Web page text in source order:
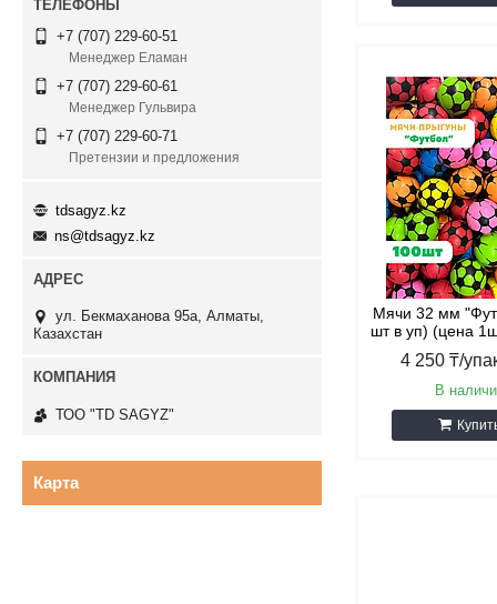
Мячи 32 мм
шт в уп) (цена
4 250 ₸/
В
+7 (707) 229-60-51
Менеджер Еламан
+7 (707) 229-60-61
Менеджер Гульвира
+7 (707) 229-60-71
Претензии и предложения
tdsagyz.kz
ns@tdsagyz.kz
ул. Бекмаханова 95а, Алматы,
Казахстан
ТОО "TD SAGYZ"
Карта